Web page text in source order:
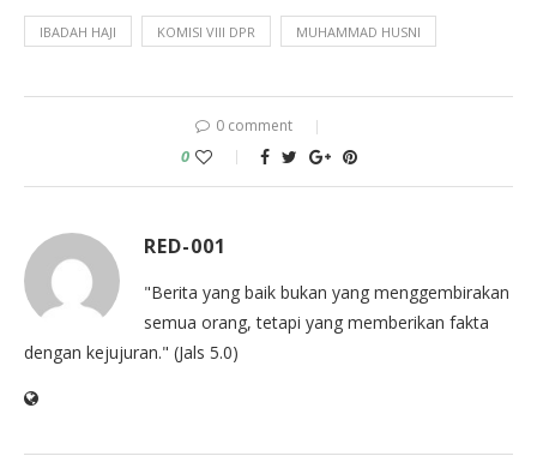
IBADAH HAJI KOMISI VIII DPR MUHAMMAD HUSNI
0 comment
0
RED-001
"Berita yang baik bukan yang menggembirakan
semua orang, tetapi yang memberikan fakta
dengan kejujuran." (Jals 5.0)